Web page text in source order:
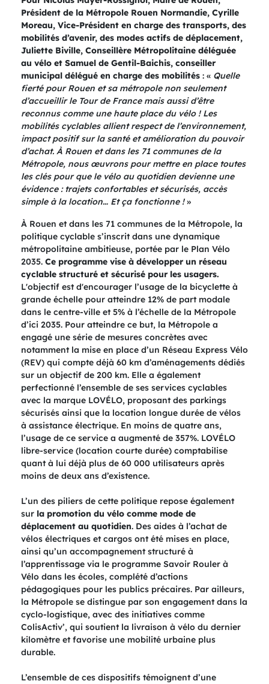
Président de la Métropole Rouen Normandie, Cyrille
Moreau, Vice-Président en charge des transports, des
mobilités d’avenir, des modes actifs de déplacement,
Juliette Biville, Conseillère Métropolitaine déléguée
au vélo et Samuel de Gentil-Baichis, conseiller
municipal délégué en charge des mobilités : « Quelle
fierté pour Rouen et sa métropole non seulement
d’accueillir le Tour de France mais aussi d’être
reconnus comme une haute place du vélo ! Les
mobilités cyclables allient respect de l’environnement,
impact positif sur la santé et amélioration du pouvoir
d’achat. À Rouen et dans les 71 communes de la
Métropole, nous œuvrons pour mettre en place toutes
les clés pour que le vélo au quotidien devienne une
évidence : trajets confortables et sécurisés, accès
simple à la location… Et ça fonctionne !»
À Rouen et dans les 71 communes de la Métropole, la
politique cyclable s’inscrit dans une dynamique
métropolitaine ambitieuse, portée par le Plan Vélo
2035. Ce programme vise à développer un réseau
cyclable structuré et sécurisé pour les usagers.
L'objectif est d'encourager l’usage de la bicyclette à
grande échelle pour atteindre 12% de part modale
dans le centre-ville et 5% à l’échelle de la Métropole
d’ici 2035. Pour atteindre ce but, la Métropole a
engagé une série de mesures concrètes avec
notamment la mise en place d’un Réseau Express Vélo
(REV) qui compte déjà 60 km d’aménagements dédiés
sur un objectif de 200 km. Elle a également
perfectionné l’ensemble de ses services cyclables
avec la marque LOVÉLO, proposant des parkings
sécurisés ainsi que la location longue durée de vélos
à assistance électrique. En moins de quatre ans,
l’usage de ce service a augmenté de 357%. LOVÉLO
libre-service (location courte durée) comptabilise
quant à lui déjà plus de 60 000 utilisateurs après
moins de deux ans d’existence.
L’un des piliers de cette politique repose également
sur la promotion du vélo comme mode de
déplacement au quotidien. Des aides à l’achat de
vélos électriques et cargos ont été mises en place,
ainsi qu’un accompagnement structuré à
l’apprentissage via le programme Savoir Rouler à
Vélo dans les écoles, complété d’actions
pédagogiques pour les publics précaires. Par ailleurs,
la Métropole se distingue par son engagement dans la
cyclo-logistique, avec des initiatives comme
ColisActiv’, qui soutient la livraison à vélo du dernier
kilomètre et favorise une mobilité urbaine plus
durable.
L’ensemble de ces dispositifs témoignent d’une